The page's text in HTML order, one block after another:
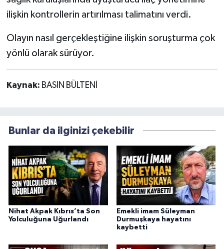
ilişkin kontrollerin artırılması talimatını verdi.
Olayın nasıl gerçekleştiğine ilişkin soruşturma çok
yönlü olarak sürüyor.
Kaynak: BASIN BÜLTENİ
Bunlar da ilginizi çekebilir
Nihat Akpak Kıbrıs’ta Son
Yolculuğuna Uğurlandı
Emekli imam Süleyman
Durmuşkaya hayatını
kaybetti